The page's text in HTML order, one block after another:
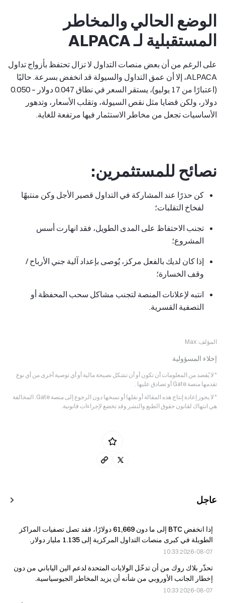
الوضع الحالي والمخاطر
المستقبلية لـ ALPACA
على الرغم من أن بعض منصات التداول لا تزال تحتفظ بأزواج تداول
ALPACA، إلا أن عمق التداول والسيولة قد انخفض بسرعة. حاليًا
(اعتبارًا من 17 يوليو)، يستقر السعر في نطاق 0.047 دولار – 0.050
دولار، ولكن قضايا مثل نقص السيولة، وتقلب الأسعار، وتدهور
الأساسيات تجعل من مخاطر الاستثمار فيها مرتفعة للغاية.
نصائح للمستثمرين:
كن حذرًا عند المشاركة في التداول قصير الأجل وكن منتبهًا
لفخاخ التقلبات؛
تجنب الاحتفاظ على المدى الطويل، فقد انهارت أسس
المشروع؛
إذا كان لديك بالفعل مركز، يُوصى بإعداد آلية جني الأرباح /
وقف الخسارة؛
انتبه لإعلانات المنصة لتجنب مشاكل سحب المحفظة أو
التصفية القسرية.
المؤلف: Max
إخلاء المسؤولية
* لا يُقصد من المعلومات أن تكون أو أن تشكل نصيحة مالية أو أي توصية أخرى من أي نوع
تقدمها منصة Gate أو تصادق عليها .
* لا يجوز إعادة إنتاج هذه المقالة أو نقلها أو نسخها دون الرجوع إلى منصة Gate. المخالفة
هي انتهاك لقانون حقوق الطبع والنشر وقد تخضع لإجراءات قانونية.
عاجل
إذا انخفض BTC إلى ما دون 61,669 دولارًا، فقد تصل تصفيات المراكز
الطويلة في كبرى منصات التداول المركزية إلى 1.135 مليار دولار.
2026-08-07 10:33
تحذّر بلاك روك من أن تدخّل الولايات المتحدة لدعم الين الياباني من دون
إخطار الجانب الأوروبي من شأنه أن يزيد المخاطر الجيوسياسية.
2026-08-07 10:33